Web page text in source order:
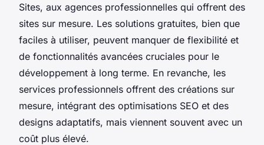
Sites, aux agences professionnelles qui offrent des
sites sur mesure. Les solutions gratuites, bien que
faciles à utiliser, peuvent manquer de flexibilité et
de fonctionnalités avancées cruciales pour le
développement à long terme. En revanche, les
services professionnels offrent des créations sur
mesure, intégrant des optimisations SEO et des
designs adaptatifs, mais viennent souvent avec un
coût plus élevé.